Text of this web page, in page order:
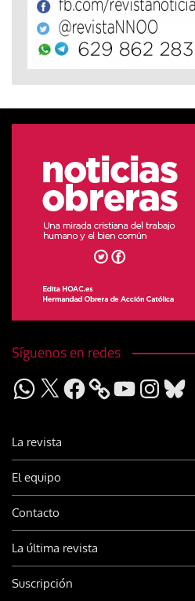
Síguenos en redes
WhatsApp
X Facebook YouTubeInstagram
Bluesky
La revista
El equipo
Contacto
La última revista
Suscripción